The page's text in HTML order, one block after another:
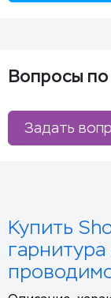
Вопросы
Задать
Купить